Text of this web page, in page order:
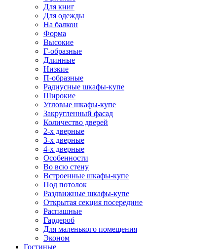
Для книг
Для одежды
На балкон
Форма
Высокие
Г-образные
Длинные
Низкие
П-образные
Радиусные шкафы-купе
Широкие
Угловые шкафы-купе
Закругленный фасад
Количество дверей
2-х дверные
3-х дверные
4-х дверные
Особенности
Во всю стену
Встроенные шкафы-купе
Под потолок
Раздвижные шкафы-купе
Открытая секция посередине
Распашные
Гардероб
Для маленького помещения
Эконом
Гостиные